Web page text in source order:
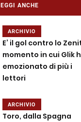
ANCHE
ARCHIVIO
E’ il gol contro lo
momento in cui Glik
emozionato di più i
lettori
ARCHIVIO
Toro, dalla Spagna